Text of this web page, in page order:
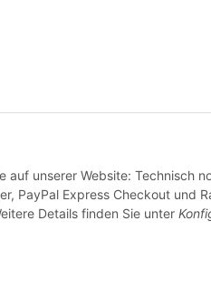
auf unserer Website: Technisch
PayPal Express Checkout und
Details finden Sie unter